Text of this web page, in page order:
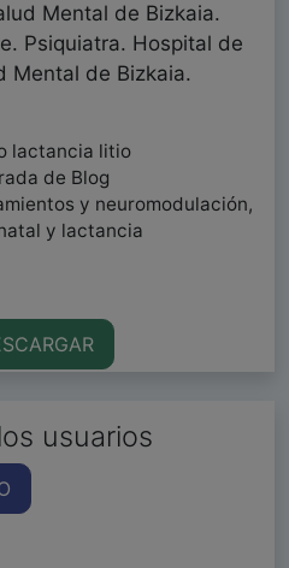
Mental de Bizkaia.
Psiquiatra. Hospital de
Mental de Bizkaia.
lactancia litio
de Blog
y neuromodulación,
y lactancia
usuarios